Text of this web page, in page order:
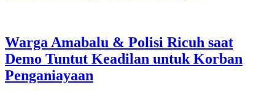
Warga Amabalu & Polisi Ricuh saat
Demo Tuntut Keadilan untuk Korban
Penganiayaan